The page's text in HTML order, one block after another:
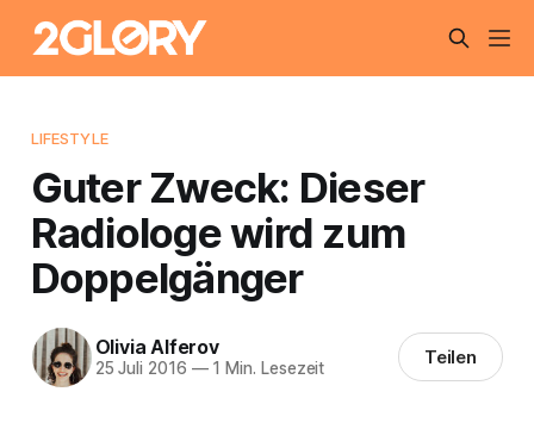
LIFESTYLE
Guter Zweck: Dieser
Radiologe wird zum
Doppelgänger
Olivia Alferov
25 Juli 2016 —1 Min. Lesezeit Teilen